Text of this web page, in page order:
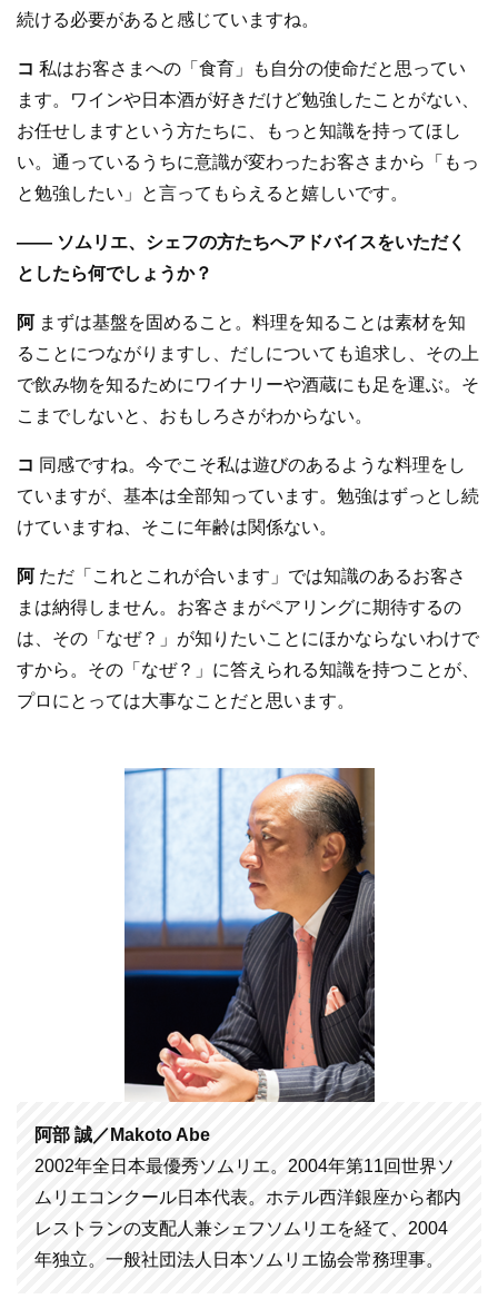
続ける必要があると感じていますね。
コ 私はお客さまへの「食育」も自分の使命だと思ってい
ます。ワインや日本酒が好きだけど勉強したことがない、
お任せしますという方たちに、もっと知識を持ってほし
い。通っているうちに意識が変わったお客さまから「もっ
と勉強したい」と言ってもらえると嬉しいです。
—— ソムリエ、シェフの方たちへアドバイスをいただく
としたら何でしょうか？
阿まずは基盤を固めること。料理を知ることは素材を知
ることにつながりますし、だしについても追求し、その上
で飲み物を知るためにワイナリーや酒蔵にも足を運ぶ。そ
こまでしないと、おもしろさがわからない。
コ 同感ですね。今でこそ私は遊びのあるような料理をし
ていますが、基本は全部知っています。勉強はずっとし続
けていますね、そこに年齢は関係ない。
阿ただ「これとこれが合います」では知識のあるお客さ
まは納得しません。お客さまがペアリングに期待するの
は、その「なぜ？」が知りたいことにほかならないわけで
すから。その「なぜ？」に答えられる知識を持つことが、
プロにとっては大事なことだと思います。
阿部 誠／Makoto Abe
2002年全日本最優秀ソムリエ。2004年第11回世界ソ
ムリエコンクール日本代表。ホテル西洋銀座から都内
レストランの支配人兼シェフソムリエを経て、2004
年独立。一般社団法人日本ソムリエ協会常務理事。